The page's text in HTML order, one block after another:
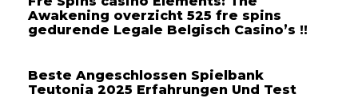
Awakening overzicht 525 fre spins
gedurende Legale Belgisch Casino’s !!
Beste Angeschlossen Spielbank
Teutonia 2025 Erfahrungen Und Test